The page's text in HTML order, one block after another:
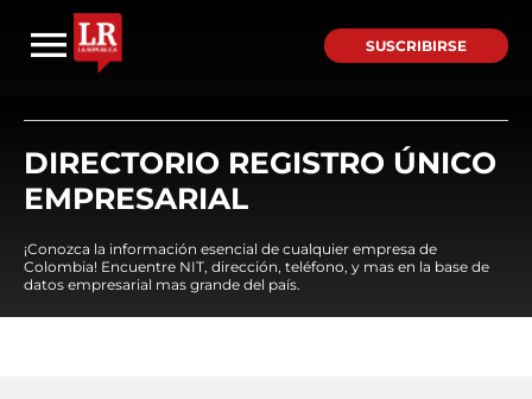
SUSCRIBIRSE
DIRECTORIO REGISTRO ÚNICO
EMPRESARIAL
¡Conozca la información esencial de cualquier empresa de
Colombia! Encuentre NIT, dirección, teléfono, y mas en la base de
datos empresarial mas grande del país.